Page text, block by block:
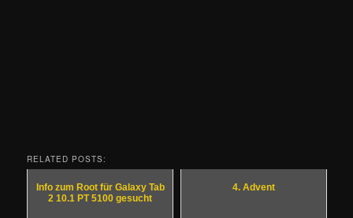
RELATED POSTS:
Info zum Root für Galaxy Tab
2 10.1 PT 5100 gesucht
4. Advent